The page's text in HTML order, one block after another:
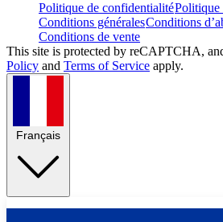
Politique de confidentialitéPolitique
Conditions généralesConditions
Conditions de vente
This site is protected by reCAPTCHA,
Policy and Terms of Service apply.
Français